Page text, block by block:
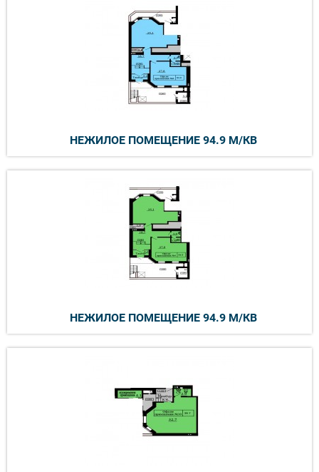
НЕЖИЛОЕ ПОМЕЩЕНИЕ 94.9 М/КВ
НЕЖИЛОЕ ПОМЕЩЕНИЕ 94.9 М/КВ